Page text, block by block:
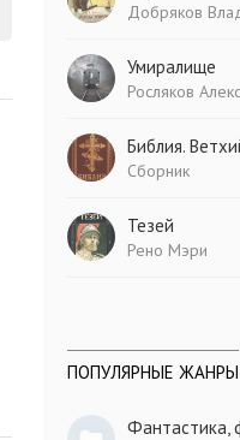
Добряков
Умиралище
Росляков
Библия.
Сборник
Тезей
Рено Мэри
ПОПУЛЯРНЫЕ ЖАНРЫ
Фантастика,